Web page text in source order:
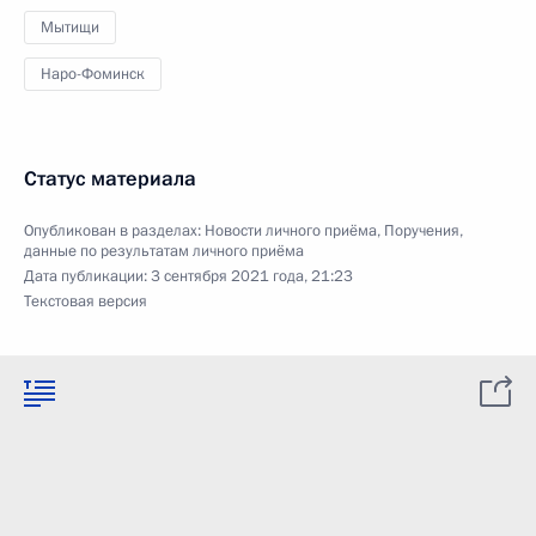
Мытищи
Наро-Фоминск
Статус материала
Опубликован в разделах: Новости личного приёма, Поручения,
данные по результатам личного приёма
Дата публикации:3 сентября 2021 года, 21:23
Текстовая версия